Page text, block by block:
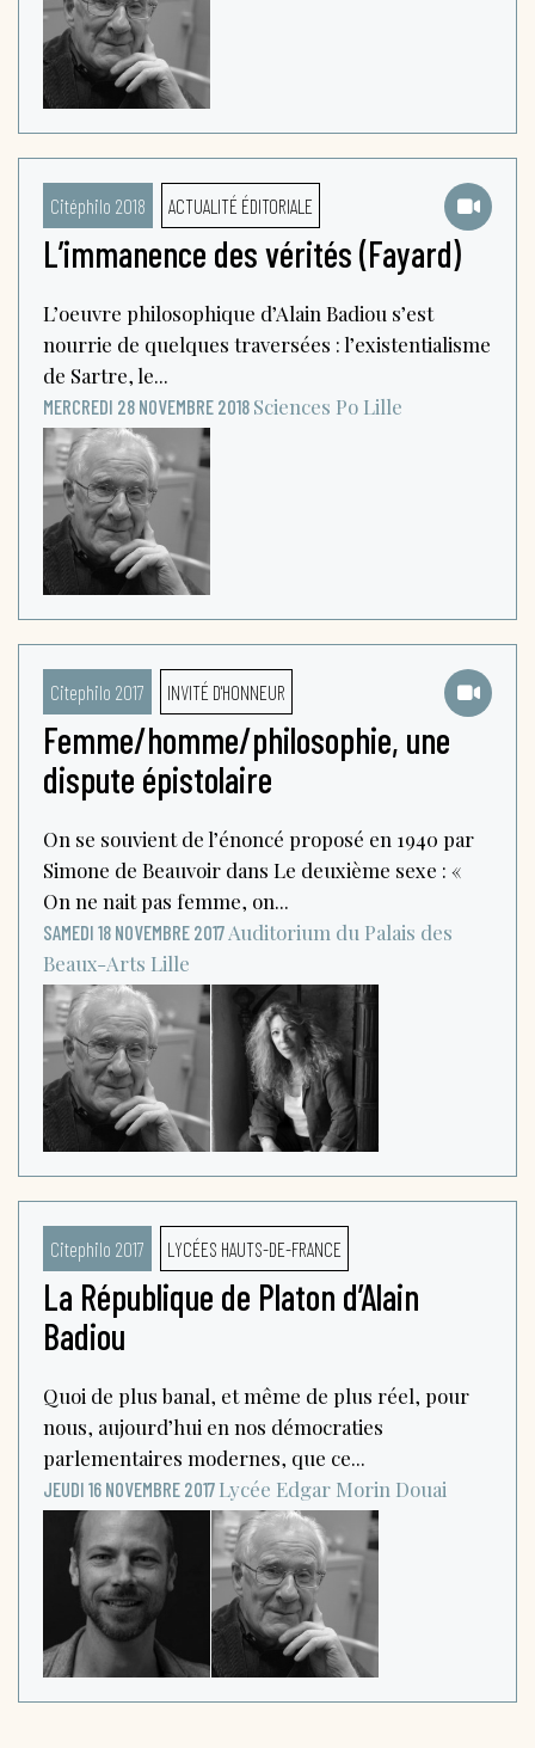
Citéphilo 2018 ACTUALITÉ ÉDITORIALE
L’immanence des vérités (Fayard)
L’oeuvre philosophique d’Alain Badiou s’est
nourrie de quelques traversées : l’existentialisme
de Sartre, le...
MERCREDI 28 NOVEMBRE 2018 Sciences Po Lille
Citephilo 2017 INVITÉ D'HONNEUR
Femme/homme/philosophie, une
dispute épistolaire
On se souvient de l’énoncé proposé en 1940 par
Simone de Beauvoir dans Le deuxième sexe : «
On ne nait pas femme, on...
SAMEDI 18 NOVEMBRE 2017 Auditorium du Palais des
Beaux-Arts Lille
Citephilo 2017 LYCÉES HAUTS-DE-FRANCE
La République de Platon d’Alain
Badiou
Quoi de plus banal, et même de plus réel, pour
nous, aujourd’hui en nos démocraties
parlementaires modernes, que ce...
JEUDI 16 NOVEMBRE 2017 Lycée Edgar Morin Douai